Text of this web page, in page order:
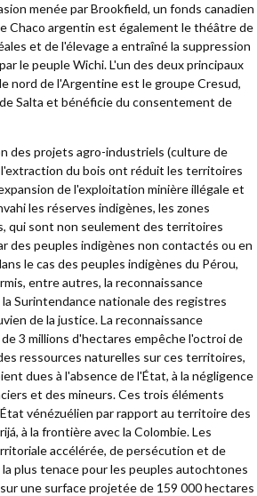
menée par Brookfield, un fonds canadien
Chaco argentin est également le théâtre de
et de l'élevage a entraîné la suppression
le peuple Wichi. L'un des deux principaux
nord de l'Argentine est le groupe Cresud,
Salta et bénéficie du consentement de
des projets agro-industriels (culture de
du bois ont réduit les territoires
de l'exploitation minière illégale et
les réserves indigènes, les zones
qui sont non seulement des territoires
des peuples indigènes non contactés ou en
le cas des peuples indigènes du Pérou,
entre autres, la reconnaissance
Surintendance nationale des registres
de la justice. La reconnaissance
3 millions d'hectares empêche l'octroi de
ressources naturelles sur ces territoires,
dues à l'absence de l'État, à la négligence
et des mineurs. Ces trois éléments
vénézuélien par rapport au territoire des
à la frontière avec la Colombie. Les
accélérée, de persécution et de
plus tenace pour les peuples autochtones
une surface projetée de 159 000 hectares